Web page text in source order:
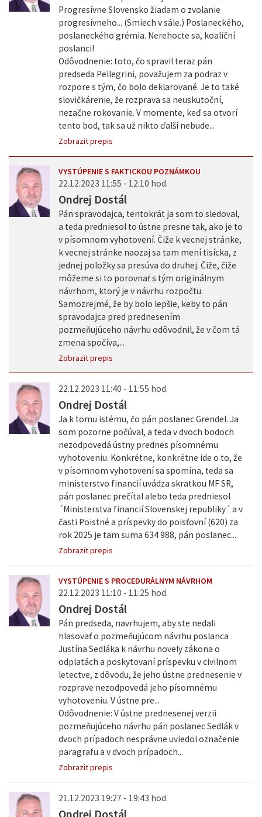
Progresívne Slovensko žiadam o zvolanie
progresívneho... (Smiech v sále.) Poslaneckého,
poslaneckého grémia. Nerehocte sa, koaliční
poslanci!
Odôvodnenie: toto, čo spravil teraz pán
predseda Pellegrini, považujem za podraz v
rozpore s tým, čo bolo deklarované. Je to také
slovičkárenie, že rozprava sa neuskutoční,
nezačne rokovanie. V momente, keď sa otvorí
tento bod, tak sa už nikto ďalší nebude...
Zobrazit prepis
VYSTÚPENIE S FAKTICKOU POZNÁMKOU
22.12.2023 11:55 - 12:10 hod.
Ondrej Dostál
Pán spravodajca, tentokrát ja som to sledoval,
a teda predniesol to ústne presne tak, ako je to
v písomnom vyhotovení. Čiže k vecnej stránke,
k vecnej stránke naozaj sa tam mení tisícka, z
jednej položky sa presúva do druhej. Čiže, čiže
môžeme si to porovnať s tým originálnym
návrhom, ktorý je v návrhu rozpočtu.
Samozrejmé, že by bolo lepšie, keby to pán
spravodajca pred prednesením
pozmeňujúceho návrhu odôvodnil, že v čom tá
zmena spočíva,...
Zobrazit prepis
22.12.2023 11:40 - 11:55 hod.
Ondrej Dostál
Ja k tomu istému, čo pán poslanec Grendel. Ja
som pozorne počúval, a teda v dvoch bodoch
nezodpovedá ústny prednes písomnému
vyhotoveniu. Konkrétne, konkrétne ide o to, že
v písomnom vyhotovení sa spomína, teda sa
ministerstvo financií uvádza skratkou MF SR,
pán poslanec prečítal alebo teda predniesol
´Ministerstva financií Slovenskej republiky´ a v
časti Poistné a príspevky do poisťovní (620) za
rok 2025 je tam suma 634 988, pán poslanec...
Zobrazit prepis
VYSTÚPENIE S PROCEDURÁLNYM NÁVRHOM
22.12.2023 11:10 - 11:25 hod.
Ondrej Dostál
Pán predseda, navrhujem, aby ste nedali
hlasovať o pozmeňujúcom návrhu poslanca
Justína Sedláka k návrhu novely zákona o
odplatách a poskytovaní príspevku v civilnom
letectve, z dôvodu, že jeho ústne prednesenie v
rozprave nezodpovedá jeho písomnému
vyhotoveniu. V ústne pre...
Odôvodnenie: V ústne prednesenej verzii
pozmeňujúceho návrhu pán poslanec Sedlák v
dvoch prípadoch nesprávne uviedol označenie
paragrafu a v dvoch prípadoch...
Zobrazit prepis
21.12.2023 19:27 - 19:43 hod.
Ondrej Dostál